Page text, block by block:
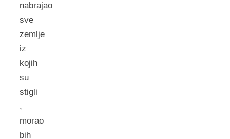
nabrajao
sve
zemlje
iz
kojih
su
stigli
,
morao
bih